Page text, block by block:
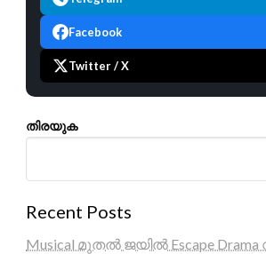
Facebook
Twitter / X
തിരയുക
Recent Posts
Musical മുതൽ ജയിൽ Escape Drama